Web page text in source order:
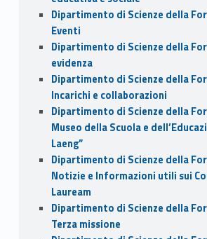
Dipartimento di Scienze della
Eventi
Dipartimento di Scienze della
evidenza
Dipartimento di Scienze della
Incarichi e collaborazioni
Dipartimento di Scienze della
Museo della Scuola e
Laeng”
Dipartimento di Scienze della
Notizie e Informazioni utili sui
Lauream
Dipartimento di Scienze della
Terza missione